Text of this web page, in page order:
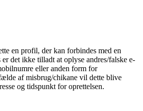
en profil, der kan forbindes med en
det ikke tilladt at oplyse andres/falske e-
eller anden form for
af misbrug/chikane vil dette blive
og tidspunkt for oprettelsen.